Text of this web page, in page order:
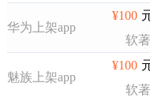
华为上架app
¥100
软著
魅族上架app
¥100
软著